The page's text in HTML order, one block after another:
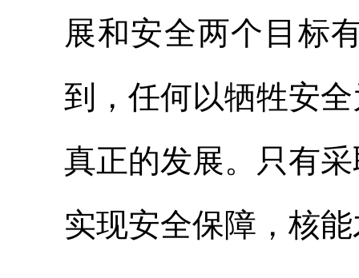
展和安全两个目标
到，任何以牺牲安
真正的发展。只有
实现安全保障，核